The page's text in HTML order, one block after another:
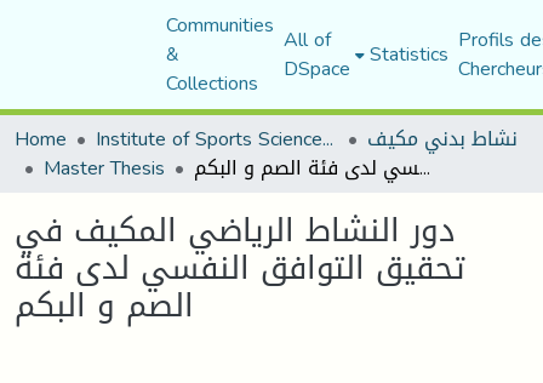
Communities
&
Collections
All of
DSpace Statistics Profils
Home
Institute of Sports Sciences and Techniques نشاط بدني مكيف
Master Thesis دور النشاط الرياضي المكيف في تحقيق التوافق النفسي لدى فئة الصم و البكم
دور النشاط الرياضي المكيف في
تحقيق التوافق النفسي لدى فئة
الصم و البكم